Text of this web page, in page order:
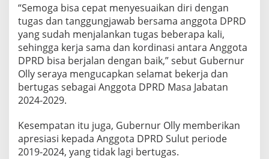
“Semoga bisa cepat menyesuaikan diri dengan
tugas dan tanggungjawab bersama anggota DPRD
yang sudah menjalankan tugas beberapa kali,
sehingga kerja sama dan kordinasi antara Anggota
DPRD bisa berjalan dengan baik,” sebut Gubernur
Olly seraya mengucapkan selamat bekerja dan
bertugas sebagai Anggota DPRD Masa Jabatan
2024-2029.
Kesempatan itu juga, Gubernur Olly memberikan
apresiasi kepada Anggota DPRD Sulut periode
2019-2024, yang tidak lagi bertugas.